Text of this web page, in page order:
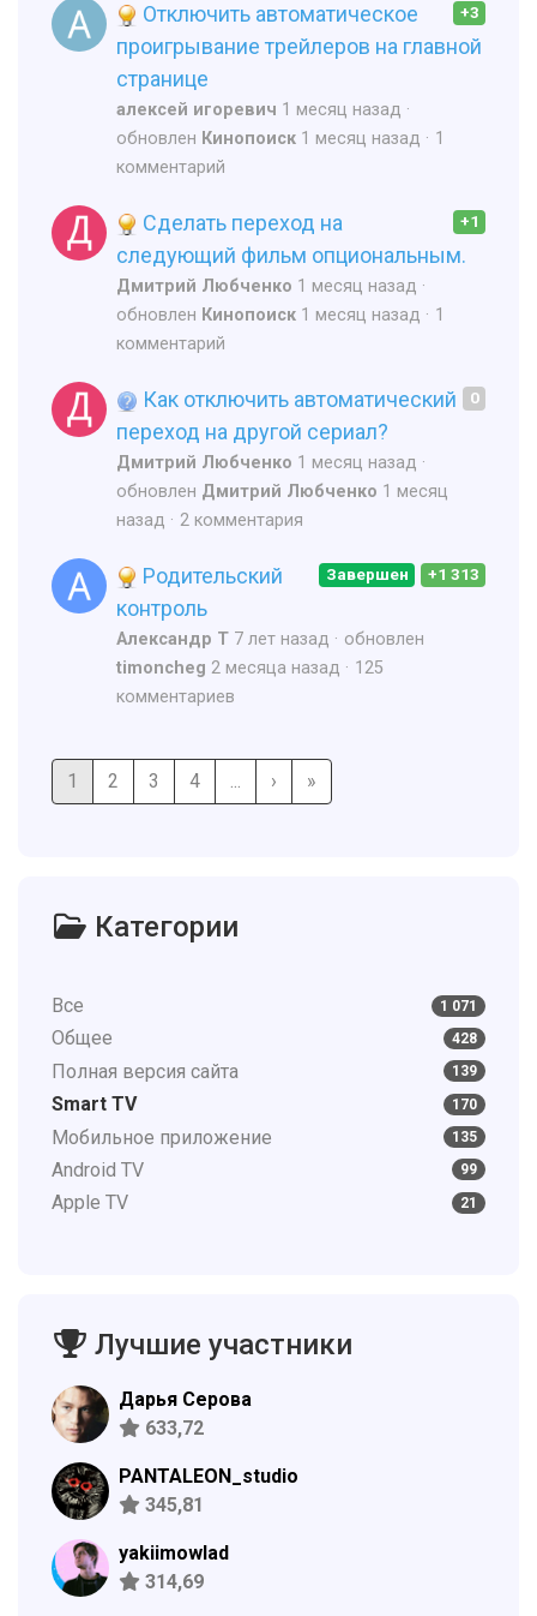
+3
Отключить автоматическое
проигрывание трейлеров на главной
странице
алексей игоревич 1 месяц назад
обновлен Кинопоиск 1 месяц назад
1
комментарий
+1
Сделать переход на
следующий фильм опциональным.
Дмитрий Любченко 1 месяц назад
обновлен Кинопоиск 1 месяц назад
1
комментарий
0
Как отключить автоматический
переход на другой сериал?
Дмитрий Любченко 1 месяц назад
обновлен Дмитрий Любченко 1 месяц
назад
2 комментария
+1 313
Завершен
Родительский
контроль
Александр Т 7 лет назад
обновлен
timoncheg 2 месяца назад
125
комментариев
1 2 3 4 ... › »
Категории
Все 1 071
Общее 428
Полная версия сайта 139
Smart TV 170
Мобильное приложение 135
Android TV 99
Apple TV 21
Лучшие участники
Дарья Серова
633,72
PANTALEON_studio
345,81
yakiimowlad
314,69